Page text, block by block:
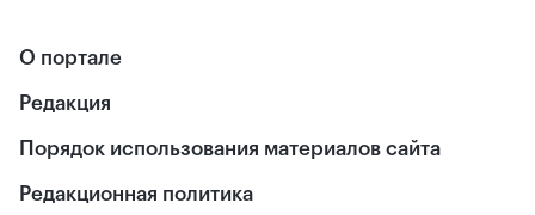
О портале
Редакция
Порядок использования материалов сайта
Редакционная политика